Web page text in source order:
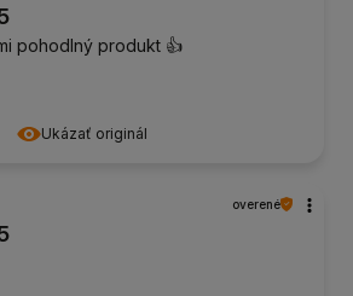
Ukázať originál
pohodlný produkt 👍️
overené